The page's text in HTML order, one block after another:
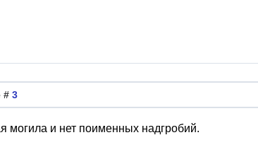
# 3
могила и нет поименных надгробий.